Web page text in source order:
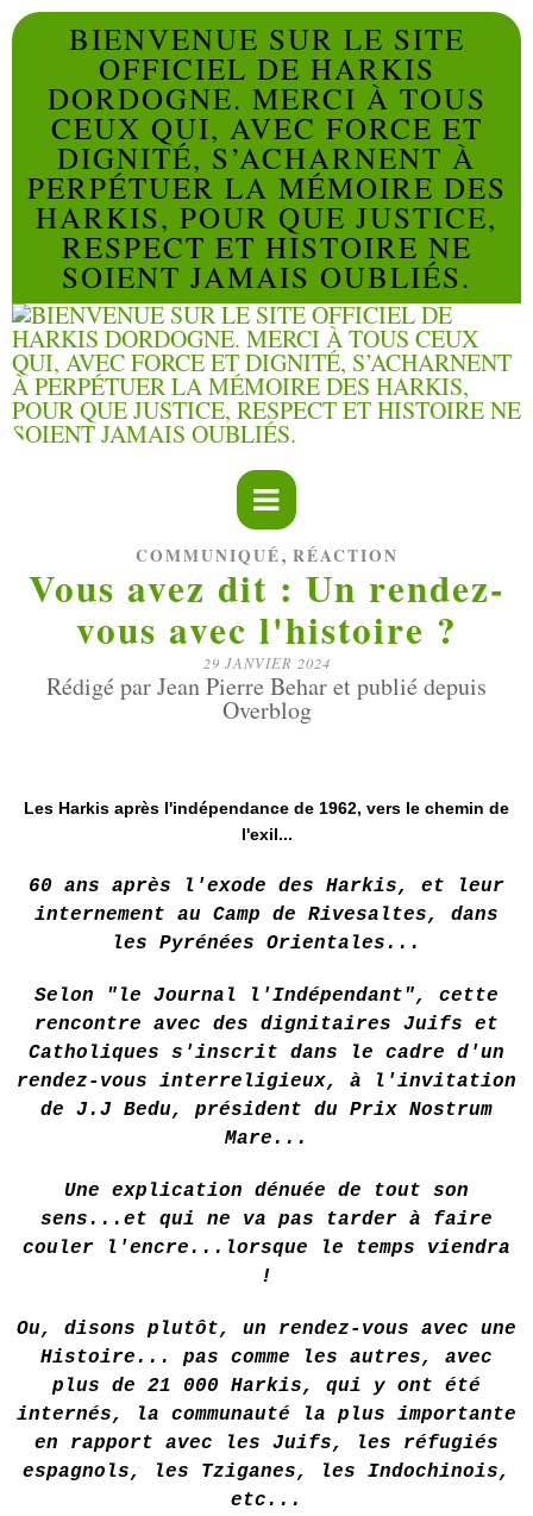
BIENVENUE SUR LE SITE
OFFICIEL DE HARKIS
DORDOGNE. MERCI À TOUS
CEUX QUI, AVEC FORCE ET
DIGNITÉ, S’ACHARNENT À
PERPÉTUER LA MÉMOIRE DES
HARKIS, POUR QUE JUSTICE,
RESPECT ET HISTOIRE NE
SOIENT JAMAIS OUBLIÉS.
COMMUNIQUÉ, RÉACTION
Vous avez dit : Un rendez-
vous avec l'histoire ?
29 JANVIER 2024
Rédigé par ​​​​​​​Jean Pierre Behar et publié depuis
Overblog
Les Harkis après l'indépendance de 1962, vers le chemin de
l'exil...
60 ans après l'exode des Harkis, et leur
internement au Camp de Rivesaltes, dans
les Pyrénées Orientales...
Selon "le Journal l'Indépendant", cette
rencontre avec des dignitaires Juifs et
Catholiques s'inscrit dans le cadre d'un
rendez-vous interreligieux, à l'invitation
de J.J Bedu, président du Prix Nostrum
Mare...
Une explication dénuée de tout son
sens...et qui ne va pas tarder à faire
couler l'encre...lorsque le temps viendra
!
Ou, disons plutôt, un rendez-vous avec une
Histoire... pas comme les autres, avec
plus de 21 000 Harkis, qui y ont été
internés, la communauté la plus importante
en rapport avec les Juifs, les réfugiés
espagnols, les Tziganes, les Indochinois,
etc...